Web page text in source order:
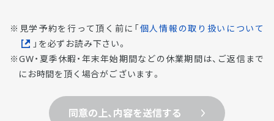
見学予約を行って頂く前に「個人情報の取り扱いについて
」を必ずお読み下さい。
GW・夏季休暇・年末年始期間などの休業期間は、ご返信まで
にお時間を頂く場合がございます。
同意の上、内容を送信する